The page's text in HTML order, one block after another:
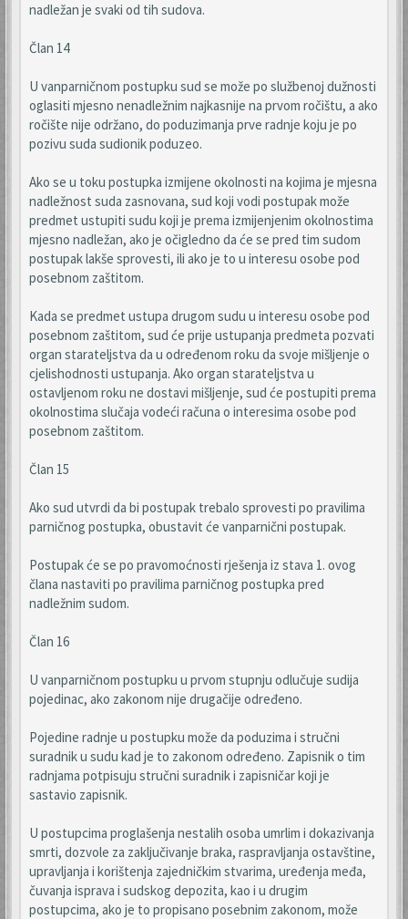
nadležan je svaki od tih sudova.
Član 14
U vanparničnom postupku sud se može po službenoj dužnosti
oglasiti mjesno nenadležnim najkasnije na prvom ročištu, a ako
ročište nije održano, do poduzimanja prve radnje koju je po
pozivu suda sudionik poduzeo.
Ako se u toku postupka izmijene okolnosti na kojima je mjesna
nadležnost suda zasnovana, sud koji vodi postupak može
predmet ustupiti sudu koji je prema izmijenjenim okolnostima
mjesno nadležan, ako je očigledno da će se pred tim sudom
postupak lakše sprovesti, ili ako je to u interesu osobe pod
posebnom zaštitom.
Kada se predmet ustupa drugom sudu u interesu osobe pod
posebnom zaštitom, sud će prije ustupanja predmeta pozvati
organ starateljstva da u određenom roku da svoje mišljenje o
cjelishodnosti ustupanja. Ako organ starateljstva u
ostavljenom roku ne dostavi mišljenje, sud će postupiti prema
okolnostima slučaja vodeći računa o interesima osobe pod
posebnom zaštitom.
Član 15
Ako sud utvrdi da bi postupak trebalo sprovesti po pravilima
parničnog postupka, obustavit će vanparnični postupak.
Postupak će se po pravomoćnosti rješenja iz stava 1. ovog
člana nastaviti po pravilima parničnog postupka pred
nadležnim sudom.
Član 16
U vanparničnom postupku u prvom stupnju odlučuje sudija
pojedinac, ako zakonom nije drugačije određeno.
Pojedine radnje u postupku može da poduzima i stručni
suradnik u sudu kad je to zakonom određeno. Zapisnik o tim
radnjama potpisuju stručni suradnik i zapisničar koji je
sastavio zapisnik.
U postupcima proglašenja nestalih osoba umrlim i dokazivanja
smrti, dozvole za zaključivanje braka, raspravljanja ostavštine,
upravljanja i korištenja zajedničkim stvarima, uređenja međa,
čuvanja isprava i sudskog depozita, kao i u drugim
postupcima, ako je to propisano posebnim zakonom, može